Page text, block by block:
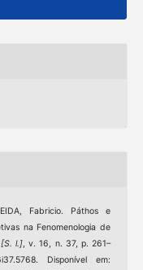
Fabricio. Páthos e
na Fenomenologia de
[S. l.], v. 16, n. 37, p. 261–
Disponível em: